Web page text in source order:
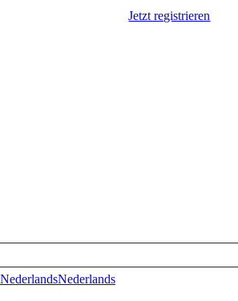
Jetzt registrieren
Nederlands